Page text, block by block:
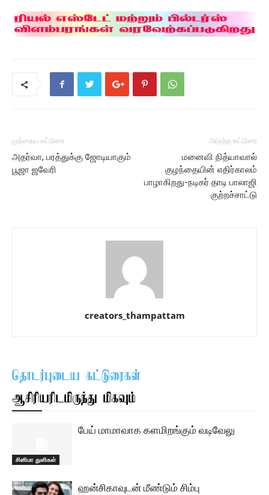
முந்தைய கட்டுரை
அதர்வா, பரத்துக்கு ஜோடியாகும்
பூஜா ஜவேரி
அடுத்த கட்டுரை
மனைவி நித்யாவால்
குழந்தையின் எதிர்காலம்
பாழாகிறது-நடிகர் தாடி பாலாஜி
குற்றச்சாட்டு
creators_thampattam
தொடர்புடைய கட்டுரைகள்
ஆசிரியரிடமிருந்து மிகவும்
சினிமா துளிகள்
பேய் மாமாவாக களமிறங்கும் வடிவேலு
ஹன்சிகாவுடன் மீண்டும் சிம்பு